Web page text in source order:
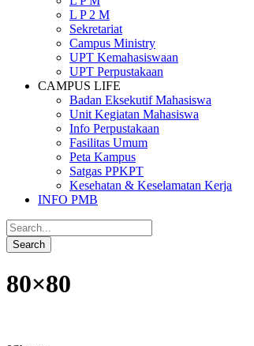
L P 2 M
Sekretariat
Campus Ministry
UPT Kemahasiswaan
UPT Perpustakaan
CAMPUS LIFE
Badan Eksekutif Mahasiswa
Unit Kegiatan Mahasiswa
Info Perpustakaan
Fasilitas Umum
Peta Kampus
Satgas PPKPT
Kesehatan & Keselamatan Kerja
INFO PMB
80×80